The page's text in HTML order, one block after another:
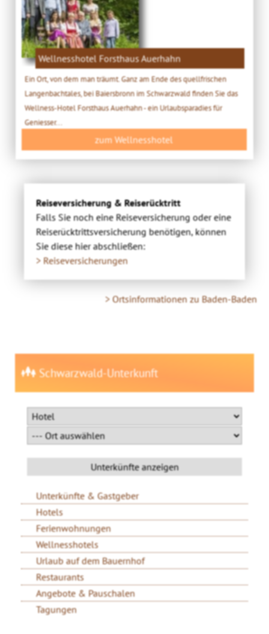
Wellnesshotel Forsthaus Auerhahn
Ein Ort, von dem man träumt. Ganz am Ende des quellfrischen
Langenbachtales, bei Baiersbronn im Schwarzwald finden Sie das
Wellness-Hotel Forsthaus Auerhahn - ein Urlaubsparadies für
Geniesser...
zum Wellnesshotel
Reiseversicherung & Reiserücktritt
Falls Sie noch eine Reiseversicherung oder eine
Reiserücktrittsversicherung benötigen, können
Sie diese hier abschließen:
> Reiseversicherungen
> Ortsinformationen zu Baden-Baden
Schwarzwald-Unterkunft
Unterkünfte & Gastgeber
Hotels
Ferienwohnungen
Wellnesshotels
Urlaub auf dem Bauernhof
Restaurants
Angebote & Pauschalen
Tagungen